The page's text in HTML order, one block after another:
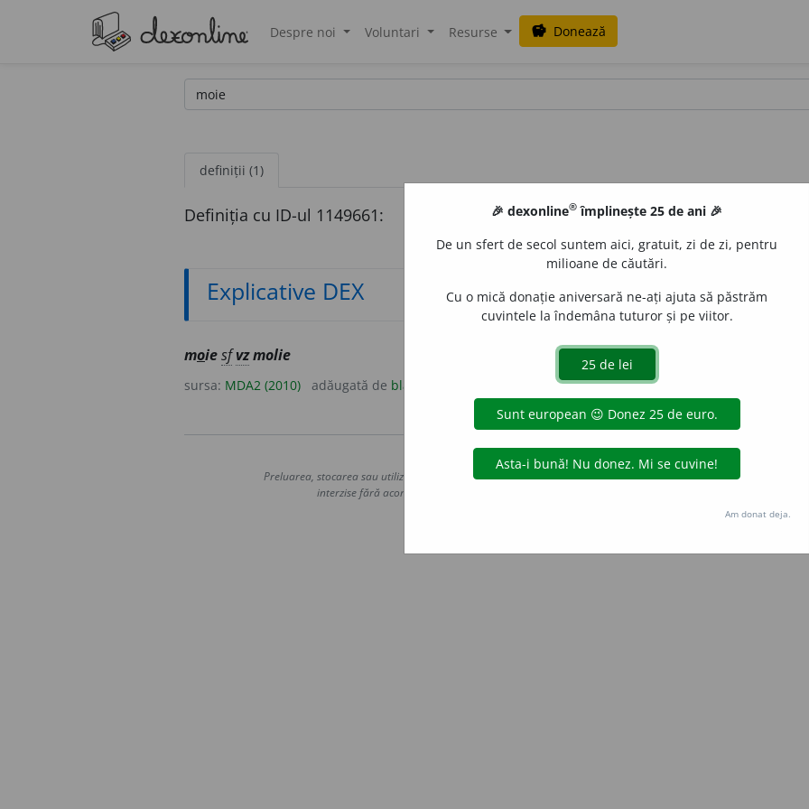
Despre noi Voluntari Resurse savings Donează
definiții (1)
Definiția cu ID-ul 1149661:
Explicative DEX
moiesf vzmolie
sursa: MDA2 (2010) adăugată de blaurb.
Copyright © 2004-2026 dexonline (https://dexonline.ro)
Preluarea, stocarea sau utilizarea datelor de pe acest site, inclusiv prin orice metode de extragere automată
interzise fără acordul nostru prealabil scris, cu excepția seturilor de date oferite oficial spre utilizare
Hosterion
🎉 dexonline® împlinește 25 de ani 🎉
De un sfert de secol suntem aici, gratuit, zi de zi, pentru
milioane de căutări.
Cu o mică donație aniversară ne-ați ajuta să păstrăm
cuvintele la îndemâna tuturor și pe viitor.
Am donat deja.